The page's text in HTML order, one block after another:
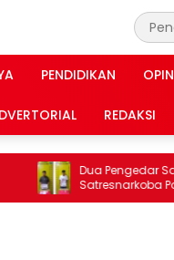
PENDIDIKAN
REDAKSI
Dua Pengedar Sabu
Satresnarkoba